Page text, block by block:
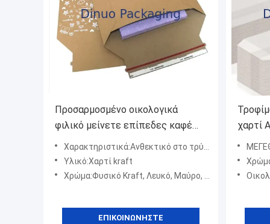
Προσαρμοσμένο οικολογικά
φιλικό μείνετε επίπεδες καφέ
άκαμπτο χαρτόκουτο φάκελο
Mailer Kraft χαρτί φάκελο
συσκευασία
Χαρακτηριστικά:Ανθεκτικό στο τρύπημα, ανθεκτικό στην υγρασία, ελαφρύ αλλά ανθεκτικό, οικολογικά ανακυκλώσιμο
Υλικό:Χαρτί kraft
Χρώμα:Φυσικό Kraft, Λευκό, Μαύρο, Προσαρμοσμένο Χρώμα Pantone
ΕΠΙΚΟΙΝΩΝΉΣΤΕ
χαρτί
σνακ